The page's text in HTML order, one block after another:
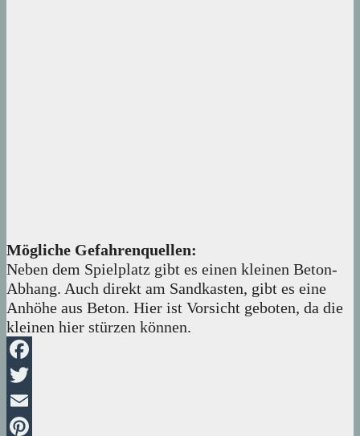
Mögliche Gefahrenquellen:
Neben dem Spielplatz gibt es einen kleinen Beton-
Abhang. Auch direkt am Sandkasten, gibt es eine
Anhöhe aus Beton. Hier ist Vorsicht geboten, da die
kleinen hier stürzen können.
Facebook
Twitter
Email